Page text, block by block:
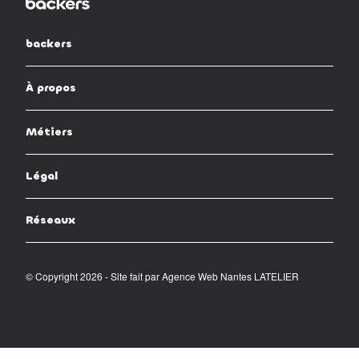
backers
À propos
Métiers
Légal
Réseaux
© Copyright 2026 - Site fait parAgence Web Nantes LATELIER